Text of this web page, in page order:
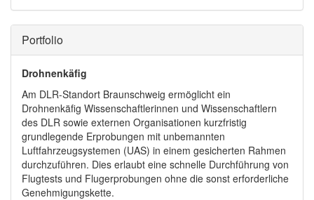
Portfolio
Drohnenkäfig
Am DLR-Standort Braunschweig ermöglicht ein
Drohnenkäfig Wissenschaftlerinnen und Wissenschaftlern
des DLR sowie externen Organisationen kurzfristig
grundlegende Erprobungen mit unbemannten
Luftfahrzeugsystemen (UAS) in einem gesicherten Rahmen
durchzuführen. Dies erlaubt eine schnelle Durchführung von
Flugtests und Flugerprobungen ohne die sonst erforderliche
Genehmigungskette.